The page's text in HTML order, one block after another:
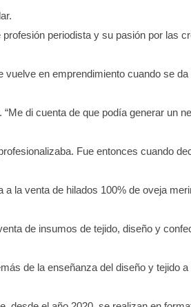
periodista y su pasión por las
vuelve en emprendimiento cuando se da
di cuenta de que podía generar un
Fue entonces cuando
a la venta de hilados 100% de oveja
de insumos de tejido, diseño y
de la enseñanza del diseño y tejido a